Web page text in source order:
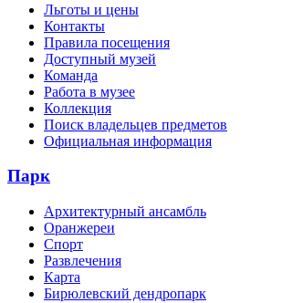
Льготы и цены
Контакты
Правила посещения
Доступный музей
Команда
Работа в музее
Коллекция
Поиск владельцев предметов
Официальная информация
Парк
Архитектурный ансамбль
Оранжереи
Спорт
Развлечения
Карта
Бирюлевский дендропарк